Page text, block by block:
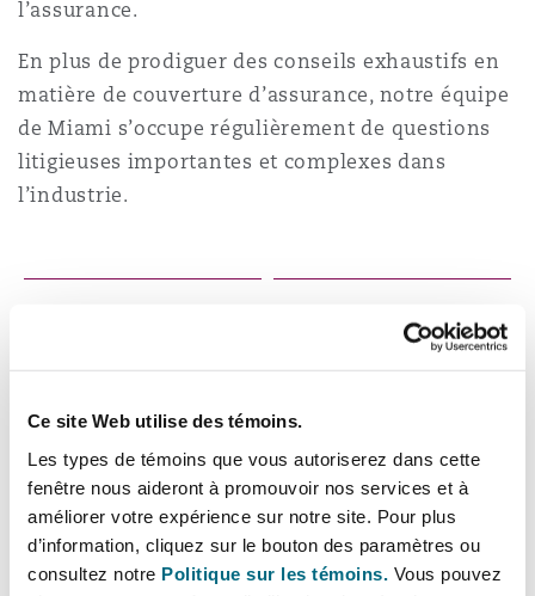
Ce site Web utilise des témoins.
Les types de témoins que vous autoriserez dans cette
fenêtre nous aideront à promouvoir nos services et à
améliorer votre expérience sur notre site. Pour plus
d’information, cliquez sur le bouton des paramètres ou
consultez notre Politique sur les témoins. Vous pouvez
Entretien, réparation et
Droit aérien commercial
Satellites et espace
Couverture d’assurance
produits
Assurance biens
County
The St Botolph Building
l’assurance.
En plus de prodiguer des conseils exhaustifs en
matière de couverture d’assurance, notre équipe
de Miami s’occupe régulièrement de questions
litigieuses importantes et complexes dans
l’industrie.
43
Employé·e·s au total